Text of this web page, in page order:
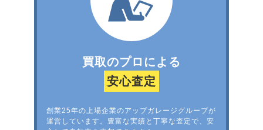
買取のプロによる
安心査定
創業25年の上場企業のアップガレージグループが
運営しています。豊富な実績と丁寧な査定で、安